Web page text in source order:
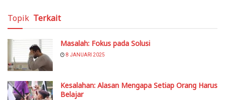
Topik Terkait
Masalah: Fokus pada Solusi
8 JANUARI 2025
Kesalahan: Alasan Mengapa Setiap Orang Harus
Belajar